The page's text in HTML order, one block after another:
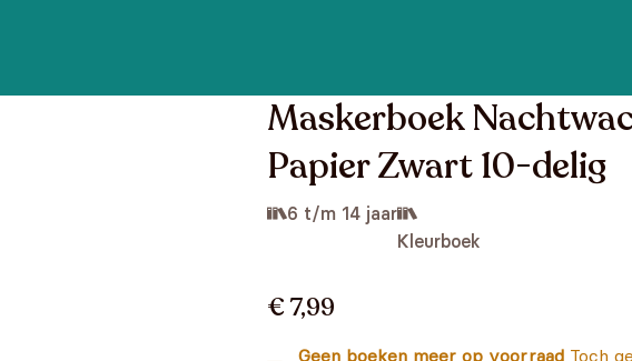
Maskerboek
Papier Zwart 10-delig
6 t/m 14 jaar
Kleurboek
€ 7,99
Geen boeken meer op voorraad Toch